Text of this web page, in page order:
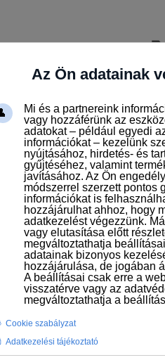
ÁLLÁSAJÁNLATOK
8 óra